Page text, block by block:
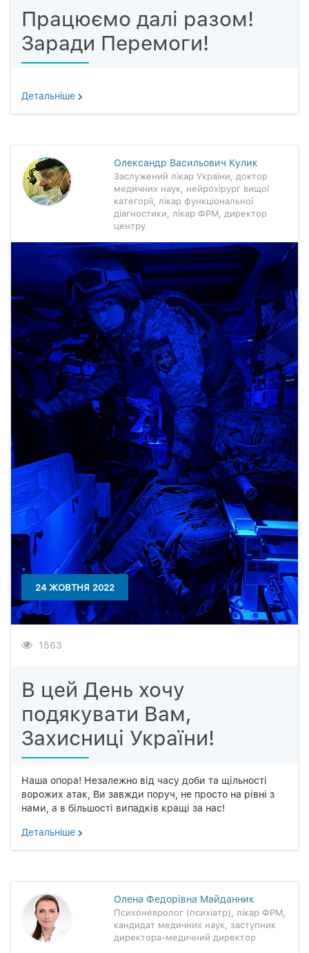
Працюємо далі разом!
Заради Перемоги!
Детальнiше
Олександр Васильович Кулик
Заслужений лікар України, доктор
медичних наук, нейрохірург вищої
категорії, лікар функціональної
діагностики, лікар ФРМ, директор
центру
24 ЖОВТНЯ 2022
1563
В цей День хочу
подякувати Вам,
Захисниці України!
Наша опора! Незалежно від часу доби та щільності
ворожих атак, Ви завжди поруч, не просто на рівні з
нами, а в більшості випадків кращі за нас!
Детальнiше
Олена Федорівна Майданник
Психоневролог (психіатр), лікар ФРМ,
кандидат медичних наук, заступник
директора-медичний директор